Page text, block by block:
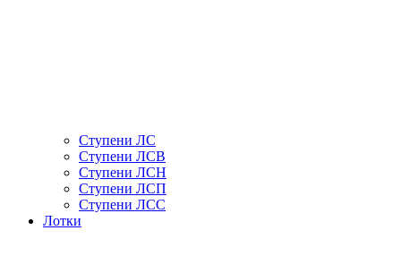
Ступени ЛС
Ступени ЛСВ
Ступени ЛСН
Ступени ЛСП
Ступени ЛСС
Лотки